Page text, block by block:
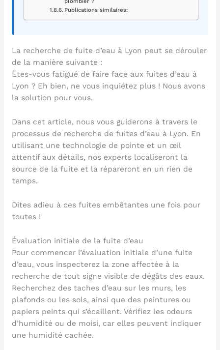
Publications similaires:
La recherche de fuite d’eau à Lyon peut se dérouler
de la manière suivante :
Êtes-vous fatigué de faire face aux fuites d’eau à
Lyon ? Eh bien, ne vous inquiétez plus ! Nous avons
la solution pour vous.
Dans cet article, nous vous guiderons à travers le
processus de recherche de fuites d’eau à Lyon. En
utilisant une technologie de pointe et un œil
attentif aux détails, nos experts localiseront la
source de la fuite et la répareront en un rien de
temps.
Dites adieu à ces fuites embêtantes une fois pour
toutes !
Évaluation initiale de la fuite d’eau
Pour commencer l’évaluation initiale d’une fuite
d’eau, vous inspecterez la zone affectée à la
recherche de tout signe visible de dégâts des eaux.
Recherchez des taches d’eau sur les murs, les
plafonds ou les sols, ainsi que des peintures ou
papiers peints qui s’écaillent. Vérifiez les odeurs
d’humidité ou de moisi, car elles peuvent indiquer
une humidité cachée.